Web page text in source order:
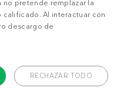
GRATIS!
que puedes
acceso ilimitado
beneficios?
pretende remplazar la
Al interactuar con
descargo de
RECHAZAR TODO